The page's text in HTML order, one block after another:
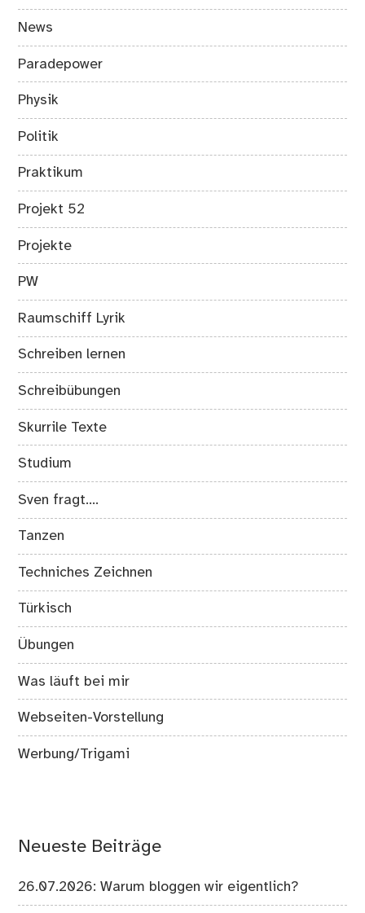
News
Paradepower
Physik
Politik
Praktikum
Projekt 52
Projekte
PW
Raumschiff Lyrik
Schreiben lernen
Schreibübungen
Skurrile Texte
Studium
Sven fragt….
Tanzen
Techniches Zeichnen
Türkisch
Übungen
Was läuft bei mir
Webseiten-Vorstellung
Werbung/Trigami
Neueste Beiträge
26.07.2026: Warum bloggen wir eigentlich?